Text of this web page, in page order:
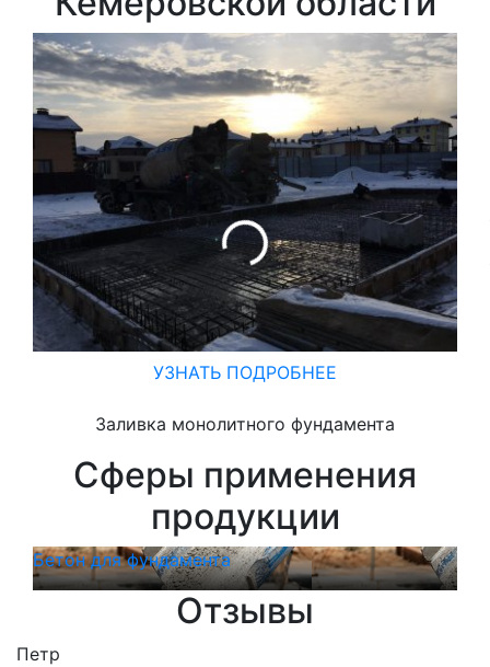
УЗНАТЬ ПОДРОБНЕЕ
Заливка монолитного фундамента
Сферы применения
продукции
Бетон для фундамента
Отзывы
Петр